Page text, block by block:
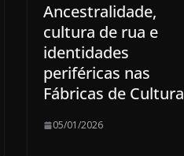
Ancestralidade,
cultura de rua e
identidades
periféricas nas
Fábricas de Cultura
05/01/2026